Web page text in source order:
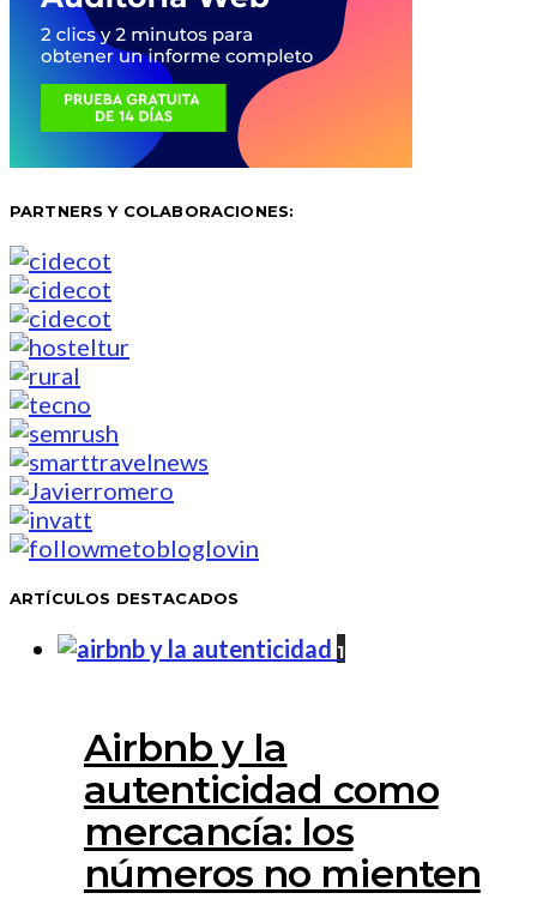
PARTNERS Y COLABORACIONES:
ARTÍCULOS DESTACADOS
1
Airbnb y la
autenticidad como
mercancía: los
números no mienten